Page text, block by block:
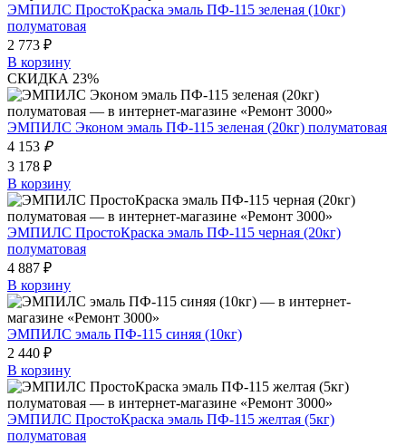
ЭМПИЛС ПростоКраска эмаль ПФ-115 зеленая (10кг)
полуматовая
2 773 ₽
В корзину
СКИДКА 23%
ЭМПИЛС Эконом эмаль ПФ-115 зеленая (20кг) полуматовая
4 153 ₽
3 178 ₽
В корзину
ЭМПИЛС ПростоКраска эмаль ПФ-115 черная (20кг)
полуматовая
4 887 ₽
В корзину
ЭМПИЛС эмаль ПФ-115 синяя (10кг)
2 440 ₽
В корзину
ЭМПИЛС ПростоКраска эмаль ПФ-115 желтая (5кг)
полуматовая